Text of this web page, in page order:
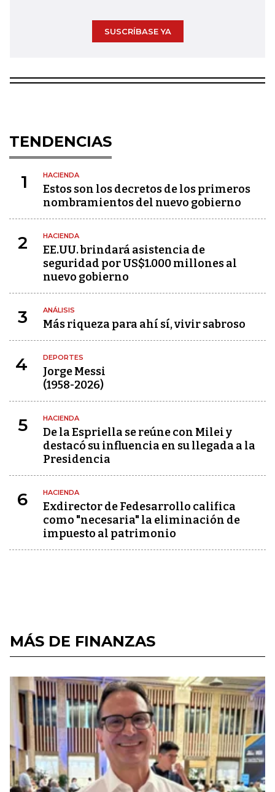
SUSCRÍBASE YA
TENDENCIAS
1 HACIENDA
Estos son los decretos de los primeros
nombramientos del nuevo gobierno
2 HACIENDA
EE.UU. brindará asistencia de
seguridad por US$1.000 millones al
nuevo gobierno
3 ANÁLISIS
Más riqueza para ahí sí, vivir sabroso
4 DEPORTES
Jorge Messi
(1958-2026)
5 HACIENDA
De la Espriella se reúne con Milei y
destacó su influencia en su llegada a la
Presidencia
6 HACIENDA
Exdirector de Fedesarrollo califica
como "necesaria" la eliminación de
impuesto al patrimonio
MÁS DE FINANZAS